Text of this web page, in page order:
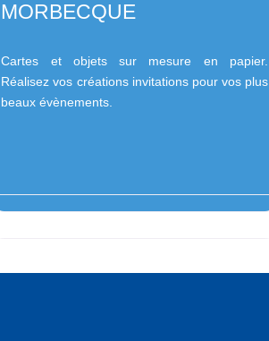
MORBECQUE
Cartes et objets sur mesure en papier.
Réalisez vos créations invitations pour vos plus
beaux évènements.